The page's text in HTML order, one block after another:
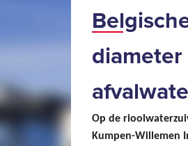
Op de
Kumpen-Willemen